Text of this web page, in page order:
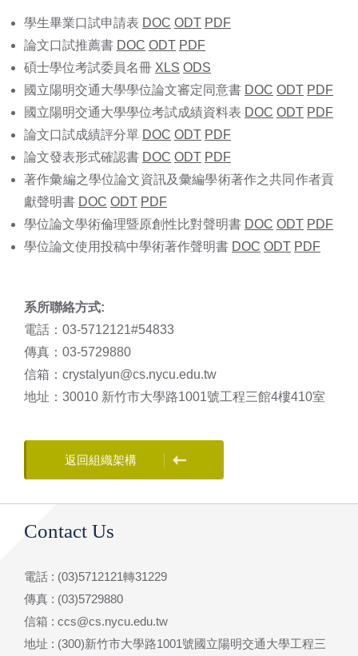
學生畢業口試申請表 DOC ODT PDF
論文口試推薦書 DOC ODT PDF
碩士學位考試委員名冊 XLS ODS
國立陽明交通大學學位論文審定同意書 DOC ODT PDF
國立陽明交通大學學位考試成績資料表 DOC ODT PDF
論文口試成績評分單 DOC ODT PDF
論文發表形式確認書 DOC ODT PDF
著作彙編之學位論文資訊及彙編學術著作之共同作者貢
獻聲明書 DOC ODT PDF
學位論文學術倫理暨原創性比對聲明書 DOC ODT PDF
學位論文使用投稿中學術著作聲明書 DOC ODT PDF
系所聯絡方式:
電話：03-5712121#54833
傳真：03-5729880
信箱：crystalyun@cs.nycu.edu.tw
地址：30010 新竹市大學路1001號工程三館4樓410室
返回組織架構
Contact Us
電話 : (03)5712121轉31229
傳真 : (03)5729880
信箱 : ccs@cs.nycu.edu.tw
地址 : (300)新竹市大學路1001號國立陽明交通大學工程三